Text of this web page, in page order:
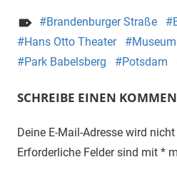
Brandenburger Straße
Hans Otto Theater
Park Babelsberg
Potsdam
SCHREIBE EINEN
Deine E-Mail-Adresse wird
Erforderliche Felder sind mit *